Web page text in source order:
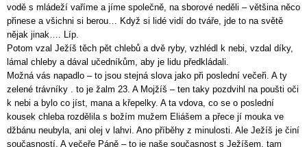
vodě s mládeží vaříme a jíme společně, na sborové neděli – většina něco
přinese a všichni si berou… Když si lidé vidí do tváře, jde to na světě
nějak jinak…. Líp.
Potom vzal Ježíš těch pět chlebů a dvě ryby, vzhlédl k nebi, vzdal díky,
lámal chleby a dával učedníkům, aby je lidu předkládali.
Možná vás napadlo – to jsou stejná slova jako při poslední večeři. A ty
zelené trávníky . to je žalm 23. A Mojžíš – ten taky pozdvihl na poušti oči
k nebi a bylo co jíst, mana a křepelky. A ta vdova, co se o poslední
kousek chleba rozdělila s božím mužem Eliášem a přece jí mouka ve
džbánu neubyla, ani olej v lahvi. Ano příběhy z minulosti. Ale Ježíš je činí
současností. A večeře Páně – to je naše současnost s Ježíšem, tam